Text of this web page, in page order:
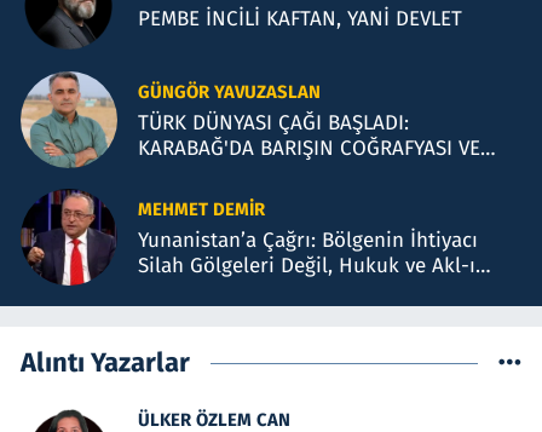
PEMBE İNCİLİ KAFTAN, YANİ DEVLET
GÜNGÖR YAVUZASLAN
TÜRK DÜNYASI ÇAĞI BAŞLADI:
KARABAĞ'DA BARIŞIN COĞRAFYASI VE
MEHMET DEMIR
Yunanistan’a Çağrı: Bölgenin İhtiyacı
Silah Gölgeleri Değil, Hukuk ve Akl-ı
Alıntı Yazarlar
ÜLKER ÖZLEM CAN